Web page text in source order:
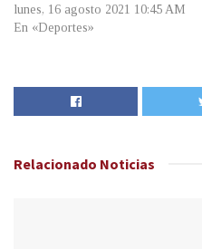
lunes, 16 agosto 2021 10:45 AM
En «Deportes»
Relacionado Noticias